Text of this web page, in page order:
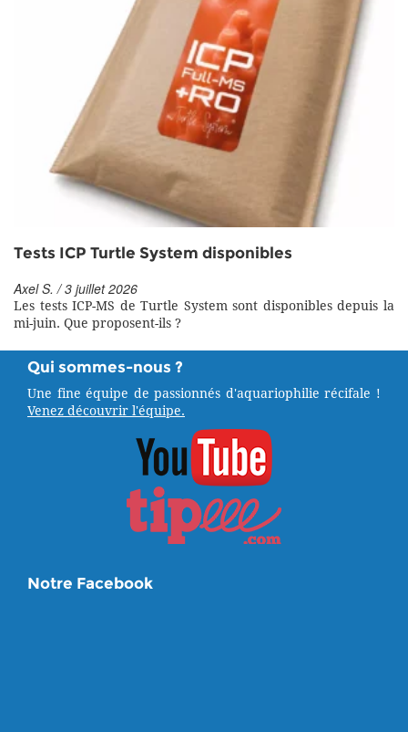
Tests ICP Turtle System disponibles
Axel S. / 3 juillet 2026
Les tests ICP-MS de Turtle System sont disponibles depuis la
mi-juin. Que proposent-ils ?
Qui sommes-nous ?
Une fine équipe de passionnés d'aquariophilie récifale !
Venez découvrir l'équipe.
Notre Facebook